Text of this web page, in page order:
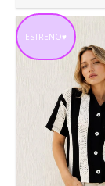
ESTRENO♥